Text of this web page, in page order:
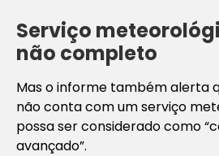
Serviço
não completo
Mas o informe também alerta
não conta com um serviço
possa ser considerado como
avançado”.